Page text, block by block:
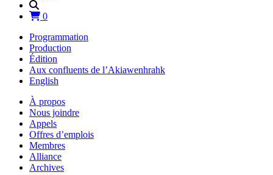
0
Programmation
Production
Édition
Aux confluents de l’Akiawenhrahk
English
À propos
Nous joindre
Appels
Offres d’emplois
Membres
Alliance
Archives